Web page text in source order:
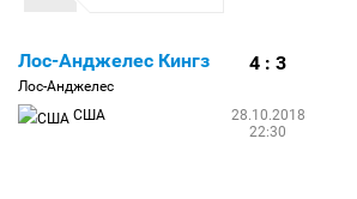
Лос-Анджелес Кингз
Лос-Анджелес
США
4 : 3
28.10.2018
22:30